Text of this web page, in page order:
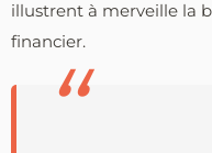
illustrent à merveille la
financier.